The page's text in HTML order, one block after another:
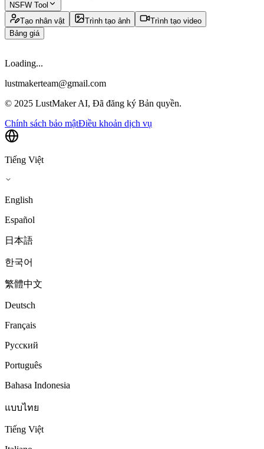
NSFW Tool
Tạo nhân vật
Trình tạo ảnh
Trình tạo video
Bảng giá
Loading...
lustmakerteam@gmail.com
© 2025 LustMaker AI, Đã đăng ký Bản quyền.
Chính sách bảo mậtĐiều khoản dịch vụ
Tiếng Việt
English
Español
日本語
한국어
繁體中文
Deutsch
Français
Русский
Português
Bahasa Indonesia
แบบไทย
Tiếng Việt